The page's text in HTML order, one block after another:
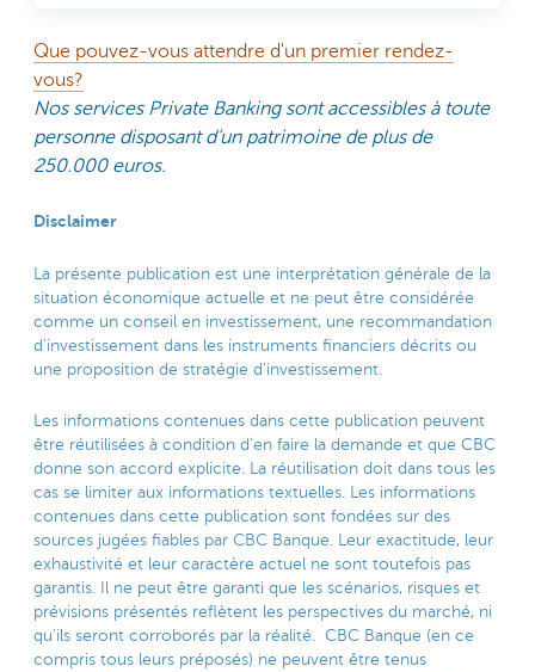
Que pouvez-vous attendre d'un premier rendez-
vous?
Nos services Private Banking sont accessibles à toute
personne disposant d’un patrimoine de plus de
250.000 euros.
Disclaimer
La présente publication est une interprétation générale de la
situation économique actuelle et ne peut être considérée
comme un conseil en investissement, une recommandation
d’investissement dans les instruments financiers décrits ou
une proposition de stratégie d’investissement.
Les informations contenues dans cette publication peuvent
être réutilisées à condition d’en faire la demande et que CBC
donne son accord explicite. La réutilisation doit dans tous les
cas se limiter aux informations textuelles. Les informations
contenues dans cette publication sont fondées sur des
sources jugées fiables par CBC Banque. Leur exactitude, leur
exhaustivité et leur caractère actuel ne sont toutefois pas
garantis. Il ne peut être garanti que les scénarios, risques et
prévisions présentés reflètent les perspectives du marché, ni
qu’ils seront corroborés par la réalité. CBC Banque (en ce
compris tous leurs préposés) ne peuvent être tenus